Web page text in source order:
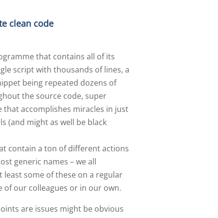
clean code
that contains all of its
script with thousands of lines, a
being repeated dozens of
the source code, super
that accomplishes miracles in just
(and might as well be black
contain a ton of different actions
generic names – we all
least some of these on a regular
of our colleagues or in our own.
are issues might be obvious